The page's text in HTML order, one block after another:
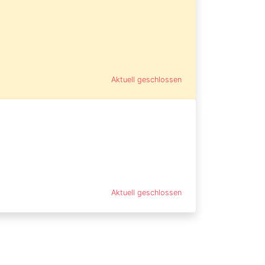
Aktuell geschlossen
Aktuell geschlossen